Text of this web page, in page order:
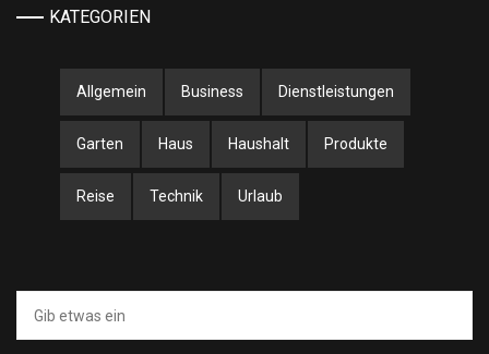
KATEGORIEN
Allgemein Business Dienstleistungen
Garten Haus Haushalt Produkte
Reise Technik Urlaub
Suche
nach: